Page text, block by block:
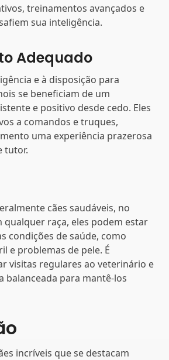
treinamentos avançados e
sua inteligência.
Adequado
e à disposição para
se beneficiam de um
e positivo desde cedo. Eles
a comandos e truques,
uma experiência prazerosa
tutor.
cães saudáveis, no
qualquer raça, eles podem estar
condições de saúde, como
e problemas de pele. É
visitas regulares ao veterinário e
balanceada para mantê-los
incríveis que se destacam